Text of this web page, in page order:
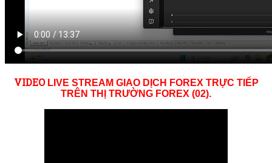
VIDEOLIVE STREAM GIAO DỊCH FOREX TRỰC TIẾP
TRÊN THỊ TRƯỜNG FOREX (02).